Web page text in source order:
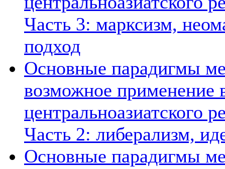
Часть 3: марксизм,
подход
Основные парадигмы
возможное применение
центральноазиатского
Часть 2: либерализм,
Основные парадигмы